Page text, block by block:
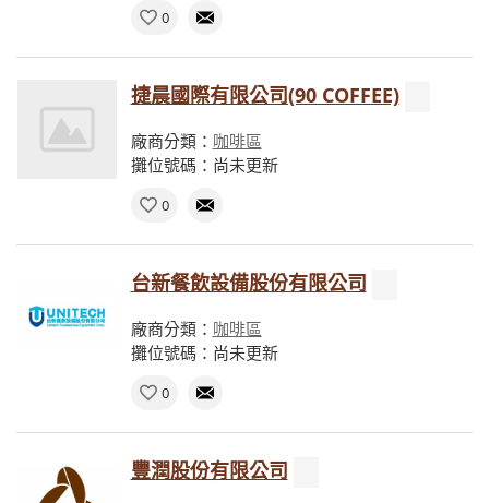
0
捷晨國際有限公司(90 COFFEE)
廠商分類： 咖啡區
攤位號碼：尚未更新
0
台新餐飲設備股份有限公司
廠商分類： 咖啡區
攤位號碼：尚未更新
0
豐潤股份有限公司